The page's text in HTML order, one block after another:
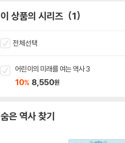
이 상품의 시리즈 1
전체선택
어린이의 미래를 여는 역사 3
10% 8,550원
숨은 역사 찾기